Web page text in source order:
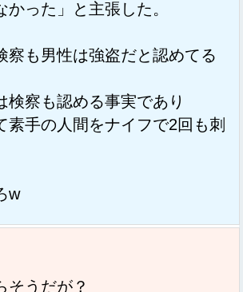
かった」と主張した。
察も男性は強盗だと認めてる
検察も認める事実であり
素手の人間をナイフで2回も刺
w
そうだが？